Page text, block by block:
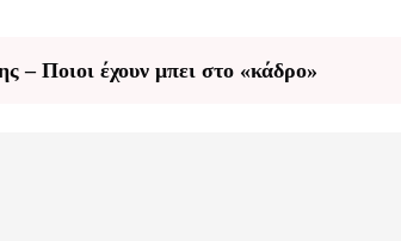
– Ποιοι έχουν μπει στο «κάδρο»